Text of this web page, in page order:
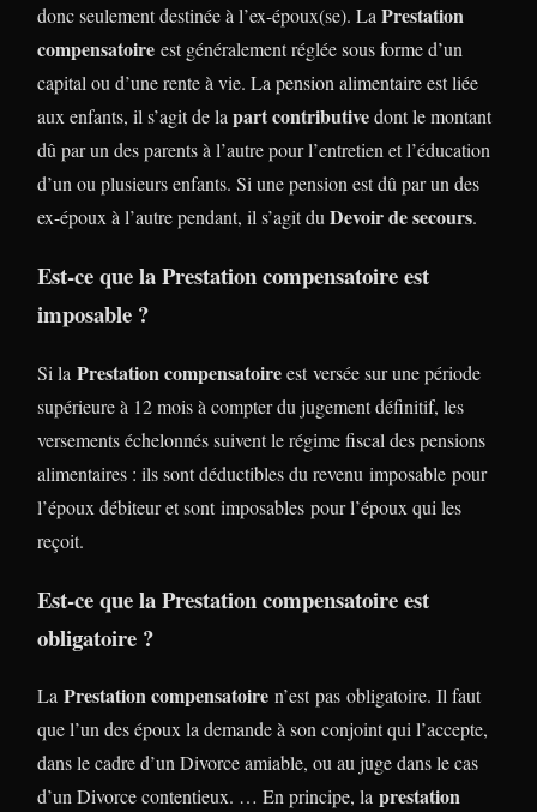
donc seulement destinée à l’ex-époux(se). LaPrestation
compensatoire est généralement réglée sous forme d’un
capital ou d’une rente à vie. La pension alimentaire est liée
aux enfants, il s’agit de lapart contributivedont le montant
dû par un des parents à l’autre pour l’entretien et l’éducation
d’un ou plusieurs enfants. Si une pension est dû par un des
ex-époux à l’autre pendant, il s’agit duDevoir de secours.
Est-ce que la Prestation compensatoire est
imposable ?
Si la Prestation compensatoireest versée sur une période
supérieure à 12 mois à compter du jugement définitif, les
versements échelonnés suivent le régime fiscal des pensions
alimentaires : ils sont déductibles du revenu imposable pour
l’époux débiteur et sont imposables pour l’époux qui les
reçoit.
Est-ce que la Prestation compensatoire est
obligatoire ?
La Prestation compensatoire n’est pas obligatoire. Il faut
que l’un des époux la demande à son conjoint qui l’accepte,
dans le cadre d’un Divorce amiable, ou au juge dans le cas
d’un Divorce contentieux. … En principe, la prestation